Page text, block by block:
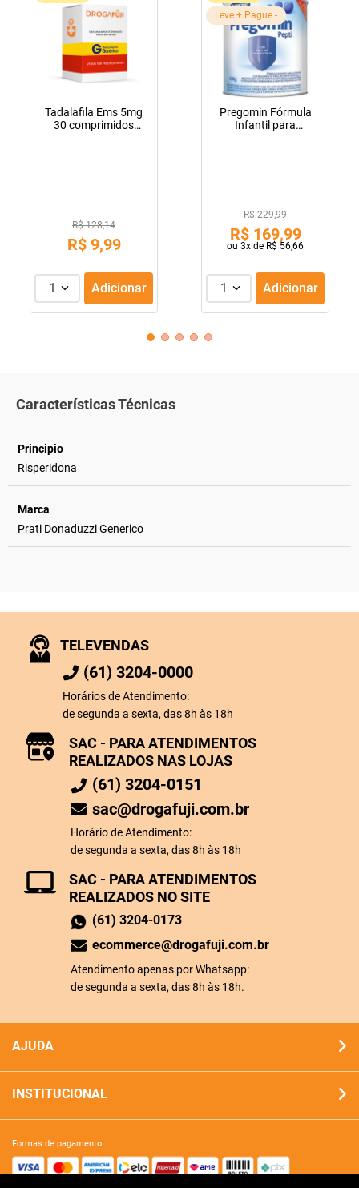
Tadalafila Ems 5mg
30 comprimidos
R$ 128,14
R$ 9,99
1 Adicionar
Leve + Pague -
Pregomin Fórmula
Infantil para
R$ 229,99
R$ 169,99
ou 3x de R$ 56,66
1 Adicionar
Características Técnicas
Principio
Risperidona
Marca
Prati Donaduzzi Generico
TELEVENDAS
(61) 3204-0000
Horários de Atendimento:
de segunda a sexta, das 8h às 18h
SAC - PARA ATENDIMENTOS
REALIZADOS NO SITE
(61) 3204-0173
ecommerce@drogafuji.com.br
Atendimento apenas por Whatsapp:
de segunda a sexta, das 8h às 18h.
SAC - PARA ATENDIMENTOS
REALIZADOS NAS LOJAS
(61) 3204-0151
sac@drogafuji.com.br
Horário de Atendimento:
de segunda a sexta, das 8h às 18h
AJUDA
INSTITUCIONAL
formas de pagamento